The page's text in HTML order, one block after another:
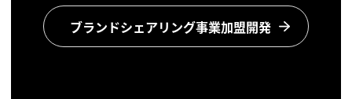
ブランドシェアリング事業加盟開発